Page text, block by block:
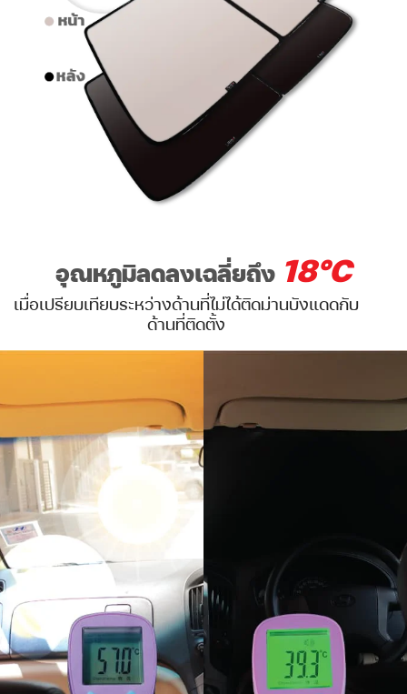
อุณหภูมิลดลงเฉลี่ยถึง 18°C
เมื่อเปรียบเทียบระหว่างด้านที่ไม่ได้ติดม่านบังแดดกับ
ด้านที่ติดตั้ง